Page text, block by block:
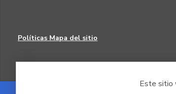
Este sitio
Políticas Mapa del sitio